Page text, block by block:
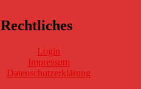
Rechtliches
Login
Impressum
Datenschutzerklärung